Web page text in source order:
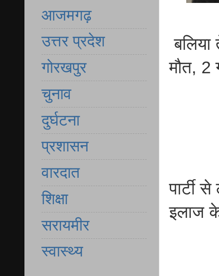
मौत, 2
पार्टी
इलाज
आजमगढ़
उत्तर प्रदेश
गोरखपुर
चुनाव
दुर्घटना
प्रशासन
वारदात
शिक्षा
सरायमीर
स्वास्थ्य